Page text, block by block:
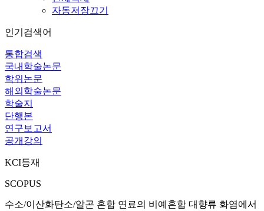
자동저장끄기
인기검색어
통합검색
국내학술논문
학위논문
해외학술논문
학술지
단행본
연구보고서
공개강의
KCI등재
SCOPUS
수소/이산화탄소/알곤 혼합 연료의 비예혼합 대향류 화염에서